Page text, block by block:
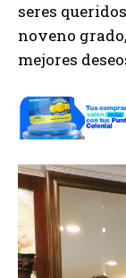
seres
noveno
mejores